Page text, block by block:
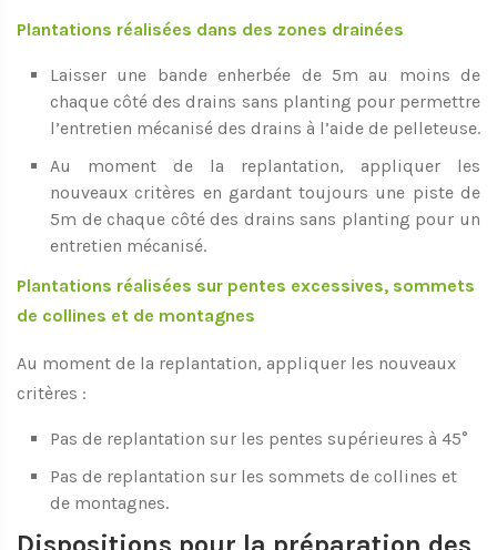
Plantations réalisées dans des zones drainées
Laisser une bande enherbée de 5m au moins de
chaque côté des drains sans planting pour permettre
l’entretien mécanisé des drains à l’aide de pelleteuse.
Au moment de la replantation, appliquer les
nouveaux critères en gardant toujours une piste de
5m de chaque côté des drains sans planting pour un
entretien mécanisé.
Plantations réalisées sur pentes excessives, sommets
de collines et de montagnes
Au moment de la replantation, appliquer les nouveaux
critères :
Pas de replantation sur les pentes supérieures à 45°
Pas de replantation sur les sommets de collines et
de montagnes.